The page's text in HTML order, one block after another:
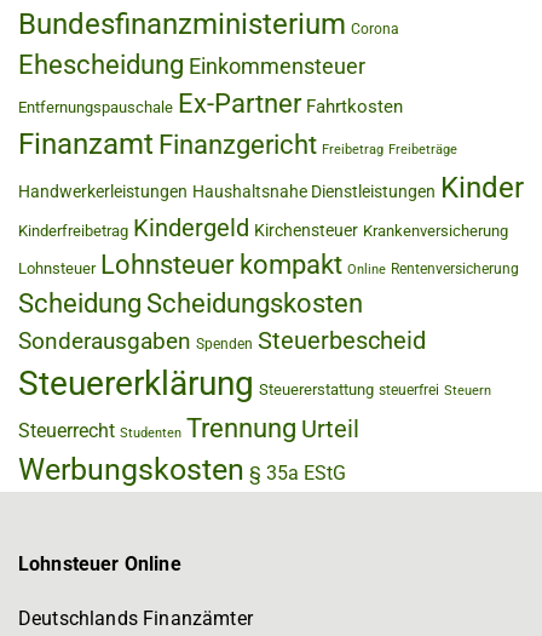
Bundesfinanzministerium Corona
Ehescheidung Einkommensteuer
Entfernungspauschale Ex-Partner Fahrtkosten
Finanzamt Finanzgericht Freibetrag Freibeträge
Handwerkerleistungen Haushaltsnahe Dienstleistungen Kinder
Kinderfreibetrag Kindergeld Kirchensteuer Krankenversicherung
Lohnsteuer Lohnsteuer kompakt Online Rentenversicherung
Scheidung Scheidungskosten
Sonderausgaben Spenden Steuerbescheid
Steuererklärung Steuererstattung steuerfrei Steuern
Steuerrecht Studenten Trennung Urteil
Werbungskosten § 35a EStG
Lohnsteuer Online
Deutschlands Finanzämter